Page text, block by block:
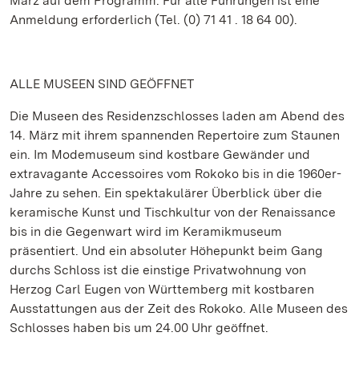
Anmeldung erforderlich (Tel. (0) 71 41 . 18 64 00).
ALLE MUSEEN SIND GEÖFFNET
Die Museen des Residenzschlosses laden am Abend des
14. März mit ihrem spannenden Repertoire zum Staunen
ein. Im Modemuseum sind kostbare Gewänder und
extravagante Accessoires vom Rokoko bis in die 1960er-
Jahre zu sehen. Ein spektakulärer Überblick über die
keramische Kunst und Tischkultur von der Renaissance
bis in die Gegenwart wird im Keramikmuseum
präsentiert. Und ein absoluter Höhepunkt beim Gang
durchs Schloss ist die einstige Privatwohnung von
Herzog Carl Eugen von Württemberg mit kostbaren
Ausstattungen aus der Zeit des Rokoko. Alle Museen des
Schlosses haben bis um 24.00 Uhr geöffnet.